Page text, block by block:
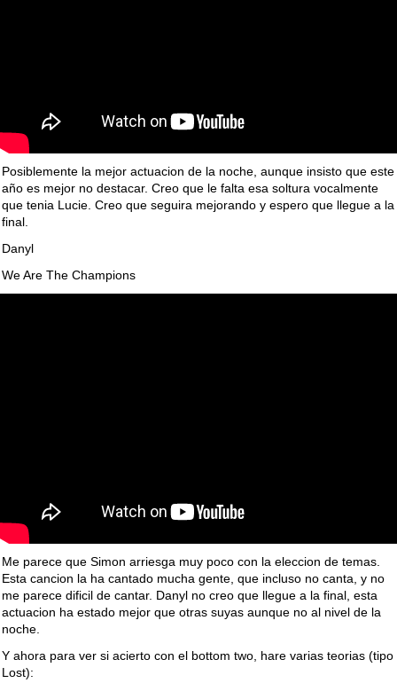
Posiblemente la mejor actuacion de la noche, aunque insisto que este
año es mejor no destacar. Creo que le falta esa soltura vocalmente
que tenia Lucie. Creo que seguira mejorando y espero que llegue a la
final.
Danyl
We Are The Champions
Me parece que Simon arriesga muy poco con la eleccion de temas.
Esta cancion la ha cantado mucha gente, que incluso no canta, y no
me parece dificil de cantar. Danyl no creo que llegue a la final, esta
actuacion ha estado mejor que otras suyas aunque no al nivel de la
noche.
Y ahora para ver si acierto con el bottom two, hare varias teorias (tipo
Lost):